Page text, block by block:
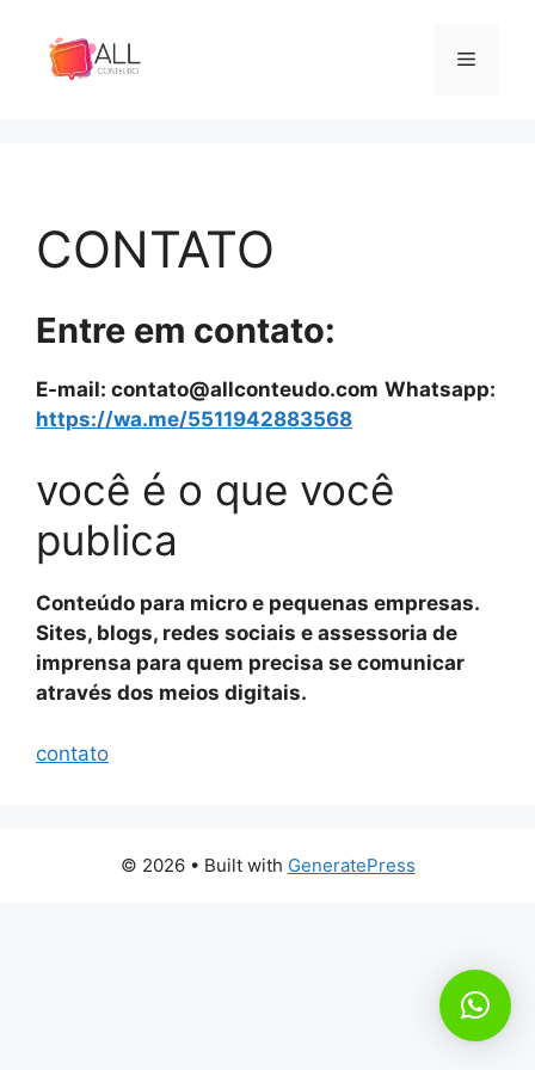
Menu
CONTATO
Entre em contato:
E-mail: contato@allconteudo.com Whatsapp:
https://wa.me/5511942883568
você é o que você
publica
Conteúdo para micro e pequenas empresas.
Sites, blogs, redes sociais e assessoria de
imprensa para quem precisa se comunicar
através dos meios digitais.
contato
© 2026 • Built with GeneratePress